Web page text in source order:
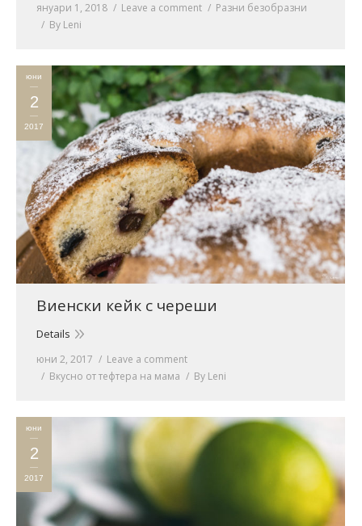
януари 1, 2018 Leave a comment
Разни безобразни
By Leni
юни
2
2017
Виенски кейк с череши
Details
юни 2, 2017
Leave a comment
Вкусно от тефтера на мама
By Leni
юни
2
2017